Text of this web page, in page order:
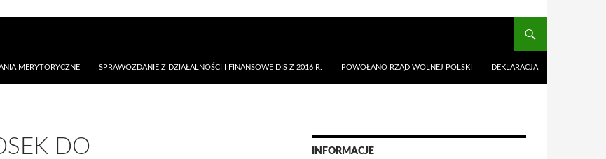
MERYTORYCZNE SPRAWOZDANIE Z DZIAŁALNOŚCI I FINANSOWE DIS Z 2016 R. POWOŁANO RZĄD WOLNEJ POLSKI DEKLARACJA
DO
INFORMACJE